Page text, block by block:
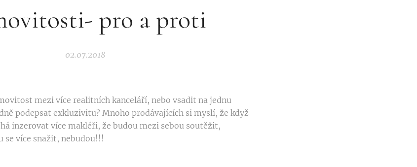
pro a proti
02.07.2018
mezi více realitních kanceláří, nebo vsadit na jednu
podepsat exkluzivitu? Mnoho prodávajících si myslí, že když
inzerovat více makléři, že budou mezi sebou soutěžit,
se více snažit, nebudou!!!